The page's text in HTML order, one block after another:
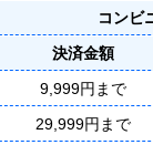
コンビ
決済金額
9,999円まで
29,999円まで